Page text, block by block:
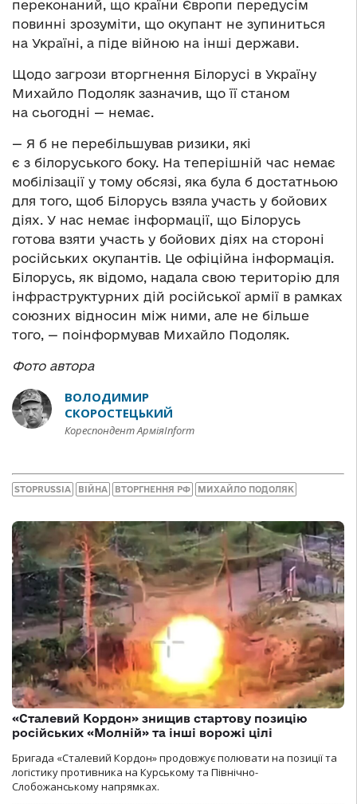
переконаний, що країни Європи передусім
повинні зрозуміти, що окупант не зупиниться
на Україні, а піде війною на інші держави.
Щодо загрози вторгнення Білорусі в Україну
Михайло Подоляк зазначив, що її станом
на сьогодні — немає.
— Я б не перебільшував ризики, які
є з білоруського боку. На теперішній час немає
мобілізації у тому обсязі, яка була б достатньою
для того, щоб Білорусь взяла участь у бойових
діях. У нас немає інформації, що Білорусь
готова взяти участь у бойових діях на стороні
російських окупантів. Це офіційна інформація.
Білорусь, як відомо, надала свою територію для
інфраструктурних дій російської армії в рамках
союзних відносин між ними, але не більше
того, — поінформував Михайло Подоляк.
Фото автора
ВОЛОДИМИР
СКОРОСТЕЦЬКИЙ
Кореспондент АрміяInform
STOPRUSSIA ВІЙНА ВТОРГНЕННЯ РФ МИХАЙЛО ПОДОЛЯК
«Сталевий Кордон» знищив стартову позицію
російських «Молній» та інші ворожі цілі
Бригада «Сталевий Кордон» продовжує полювати на позиції та
логістику противника на Курському та Північно-
Слобожанському напрямках.